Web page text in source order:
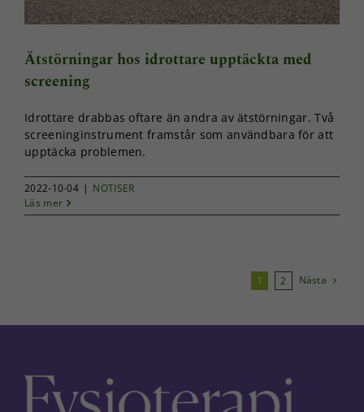
Ätstörningar hos idrottare upptäckta med
screening
Idrottare drabbas oftare än andra av ätstörningar. Två
screeninginstrument framstår som användbara för att
upptäcka problemen.
2022-10-04 | NOTISER
Läs mer
1 2 Nästa